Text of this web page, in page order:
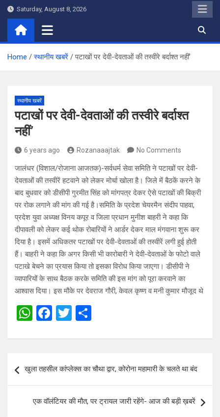
Skip
content
Saturday, August 8, 2026
Home स्थानीय खबरें पटाखों पर देवी-देवताओं की तस्वीरे बर्दाश्त नहीं’
स्थानीय खबरें
पटाखों पर देवी-देवताओं की तस्वीरे बर्दाश्त
नहीं’
6 years ago Rozanaaajtak No Comments
जालंधर (विशाल/रोजाना आजतक)-सर्वधर्म सेवा समिति ने पटाखों पर देवी-
देवताओं की तस्वीरें हटवाने को लेकर मोर्चा खोला है। जिले में बैठकें करने के
बाद बुधवार को डीसीपी गुरमीत सिंह को मांगपत्र देकर ऐसे पटाखों की बिक्री
पर रोक लगाने की मांग की गई है।समिति के प्रदेश चेयरमैन संदीप पाहवा,
प्रदेश युवा अध्यक्ष विनय कपूर व जिला प्रधान मुनीश बाहरी ने कहा कि
दीपावली को लेकर कई थोक रोबारियों ने आर्डर देकर माल मंगवाना शुरू कर
दिया है। इसमें अधिकतर पटाखों पर देवी-देवताओं की तस्वीरें लगी हुई होती
हैं। बाहरी ने कहा कि अगर किसी भी कारोबारी ने देवी-देवताओं के फोटो वाले
पटाखे बेचने का प्रयास किया तो इसका विरोध किया जाएगा। डीसीपी ने
व्यापारियों के साथ बैठक करके समिति की इस मांग को पूरा करवाने का
आश्वास दिया। इस मौके पर देवराज गौरी, केवल कृष्ण व मनी कुमार मौजूद थे
W
at
A
p
p
F
ce
o
o
k
T
tt ar
e
navigation
खुला तहसील कांप्लेक्स का चौथा द्वार, कोरोना महामारी के चलते था बंद
एक वॉलंटियर की मौत, पर ट्रायल जारी रहेंगे- आज की बड़ी ख़बरें